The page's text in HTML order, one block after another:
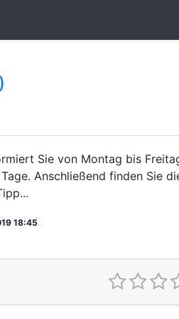
Sie von Montag bis
Anschließend finden Sie
18:45